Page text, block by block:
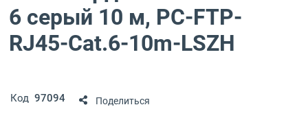
6 серый 10 м, PC-FTP-
RJ45-Cat.6-10m-LSZH
Код 97094 Поделиться